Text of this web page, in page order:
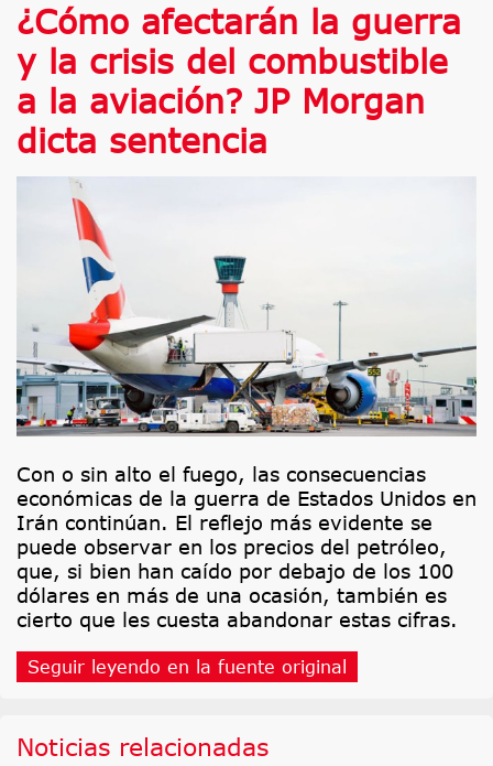
¿Cómo afectarán la guerra
y la crisis del combustible
a la aviación? JP Morgan
dicta sentencia
Con o sin alto el fuego, las consecuencias
económicas de la guerra de Estados Unidos en
Irán continúan. El reflejo más evidente se
puede observar en los precios del petróleo,
que, si bien han caído por debajo de los 100
dólares en más de una ocasión, también es
cierto que les cuesta abandonar estas cifras.
Seguir leyendo en la fuente original
Noticias relacionadas